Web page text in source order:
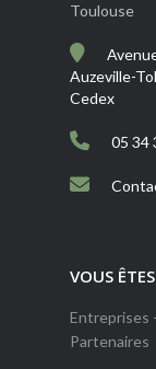
Toulouse
Auzeville-
Cedex
05 34
VOUS ÊTES
Entreprises -
Partenaires